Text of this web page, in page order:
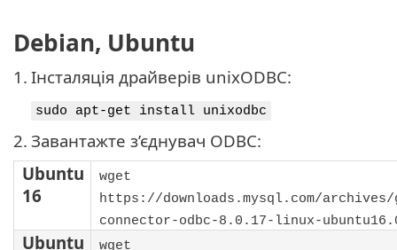
Debian, Ubuntu
1. Інсталяція драйверів unixODBC:
sudo apt-get install unixodbc
2. Завантажте з’єднувач ODBC:
Ubuntu
16
wget
https://downloads.mysql.com/
connector-odbc-8.0.17-linux-
Ubuntu
wget